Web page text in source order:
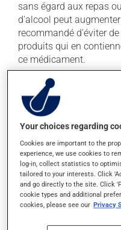
sans égard aux repas
d'alcool peut
recommandé d'éviter
produits qui en
ce médicament.
Effets indésirables
En plus de ses effets
l'occasion entraîner
secondaires),
il peut causer des
- levez-vous
prendre le volant;
il peut causer une
il peut provoquer
Your choices regarding
Cookies are important to the
experience, we use cookies to
log-in, collect statistics to
tailored to your interests. Click
and go directly to the site. Click
cookie types and additional
cookies, please see our Privacy